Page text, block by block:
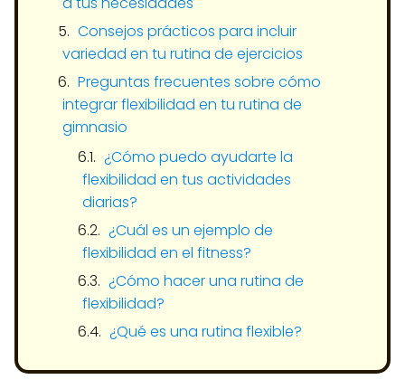
Consejos prácticos para incluir
variedad en tu rutina de ejercicios
Preguntas frecuentes sobre cómo
integrar flexibilidad en tu rutina de
gimnasio
¿Cómo puedo ayudarte la
flexibilidad en tus actividades
diarias?
¿Cuál es un ejemplo de
flexibilidad en el fitness?
¿Cómo hacer una rutina de
flexibilidad?
¿Qué es una rutina flexible?